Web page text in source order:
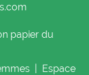
papier du
Espace